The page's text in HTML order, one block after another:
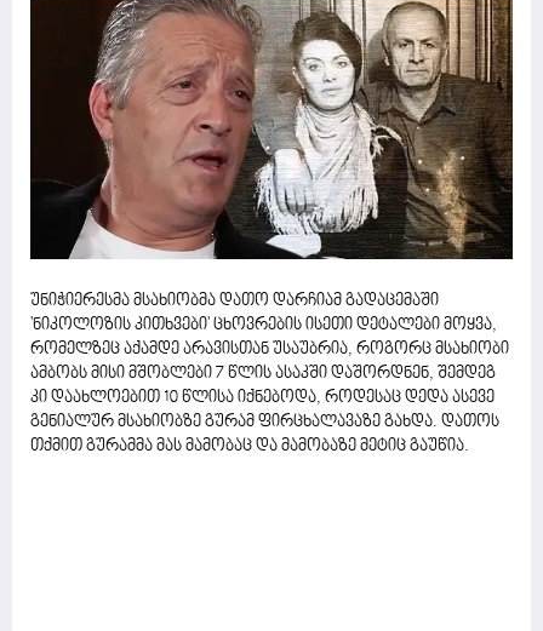
უნიჭიერესმა მსახიობმა დათო დარჩიამ გადაცემაში
'ნიკოლოზის კითხვები' ცხოვრების ისეთი დეტალები მოყვა,
რომელზეც აქამდე არავისთან უსაუბრია, როგორც მსახიობი
ამბობს მისი მშობლები 7 წლის ასაკში დაშორდნენ, შემდეგ
კი დაახლოებით 10 წლისა იქნებოდა, როდესაც დედა ასევე
გენიალურ მსახიობზე გურამ ფირცხალავაზე გახდა. დათოს
თქმით გურამმა მას მამობაც და მამობაზე მეტიც გაუწია.